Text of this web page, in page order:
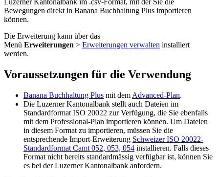
Bewegungen direkt in Banana Buchhaltung Plus importieren
können.
Die Erweiterung kann über das
Menü Erweiterungen > Erweiterungen verwalten installiert
werden.
Voraussetzungen für die Verwendung
Banana Buchhaltung Plus mit dem Advanced-Plan.
Die Luzerner Kantonalbank stellt auch Dateien im
Standardformat ISO 20022 zur Verfügung, die Sie ebenfalls
mit dem Professional-Plan importieren können. Um Dateien
in diesem Format zu importieren, müssen Sie die
entsprechende Import-Erweiterung Schweizer ISO 20022-
Standardformat Camt 052, 053, 054 installieren. Falls dieses
Format nicht bereits standardmässig verfügbar ist, können Sie
es bei der Luzerner Kantonalbank anfordern.